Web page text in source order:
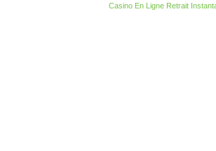
Casino En Ligne Retrait